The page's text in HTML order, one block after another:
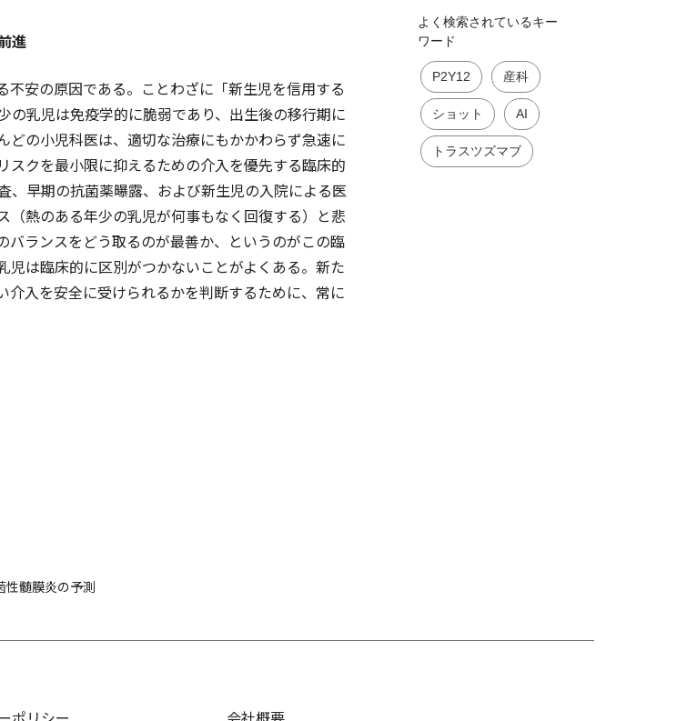
進
安の原因である。ことわざに「新生児を信用する
乳児は免疫学的に脆弱であり、出生後の移行期に
の小児科医は、適切な治療にもかかわらず急速に
クを最小限に抑えるための介入を優先する臨床的
、早期の抗菌薬曝露、および新生児の入院による医
熱のある年少の乳児が何事もなく回復する）と悲
ランスをどう取るのが最善か、というのがこの臨
は臨床的に区別がつかないことがよくある。新た
入を安全に受けられるかを判断するために、常に
よく検索されているキー
ワード
P2Y12 産科
ショット AI
トラスツズマブ
性髄膜炎の予測